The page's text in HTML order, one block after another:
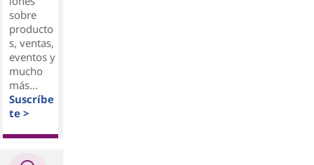
sobre
producto
s, ventas,
eventos y
mucho
más...
Suscríbe
te >